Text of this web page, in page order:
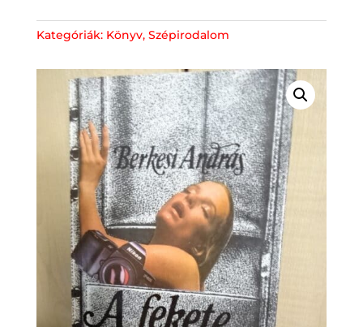
Kategóriák: Könyv, Szépirodalom